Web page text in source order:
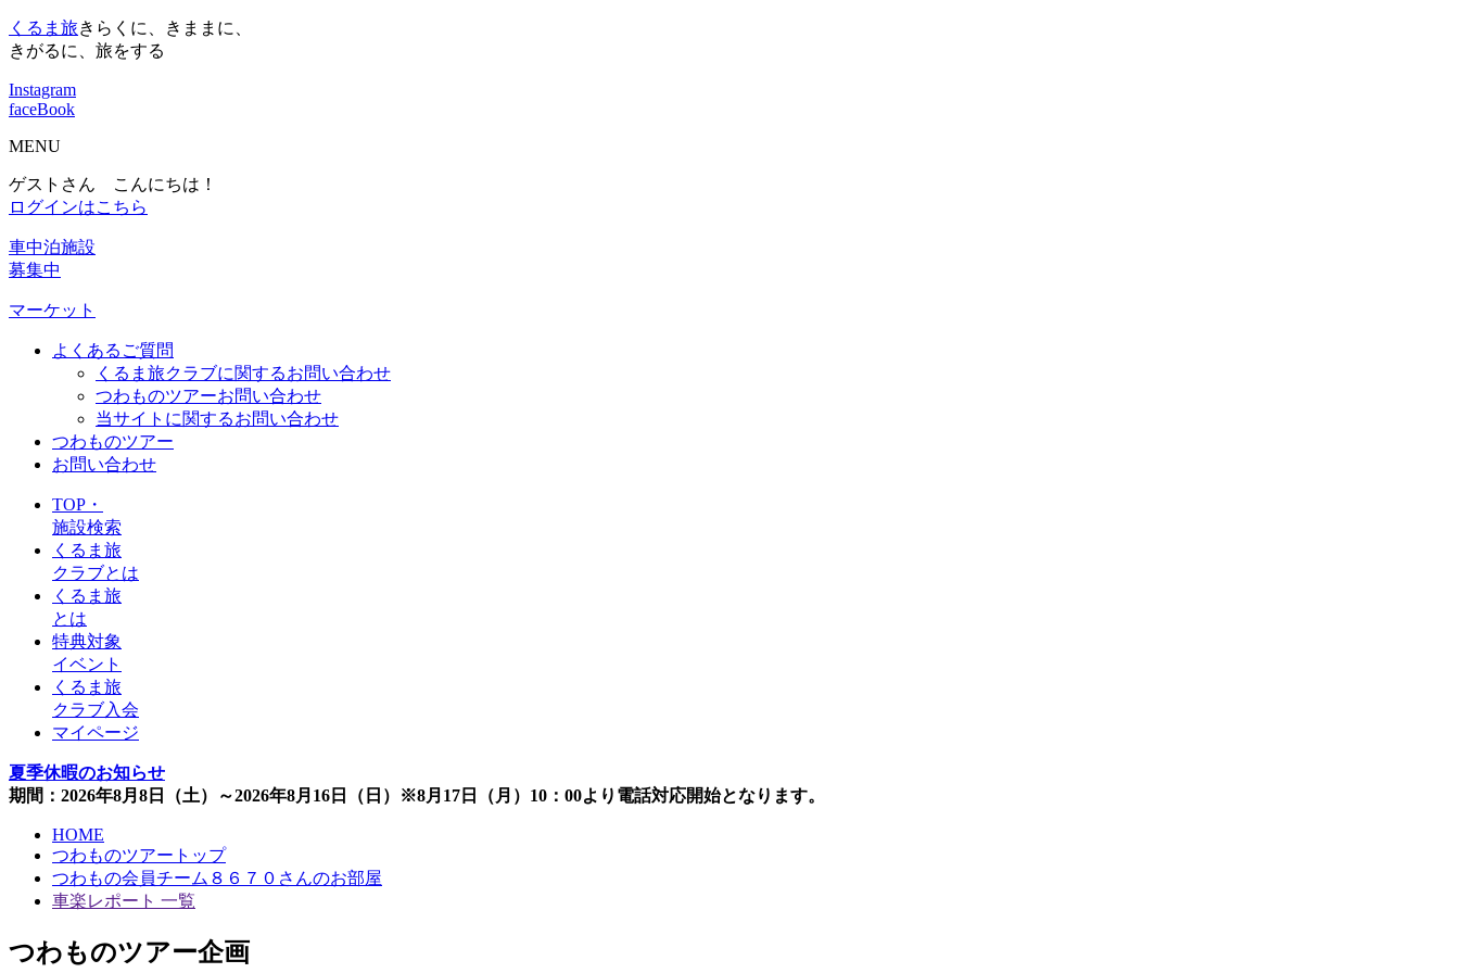
くるま旅きらくに、きままに、
きがるに、旅をする
Instagram
faceBook
MENU
ゲストさん こんにちは！
ログインはこちら
車中泊施設
募集中
マーケット
よくあるご質問
くるま旅クラブに関するお問い合わせ
つわものツアーお問い合わせ
当サイトに関するお問い合わせ
つわものツアー
お問い合わせ
TOP・
施設検索
くるま旅
クラブとは
くるま旅
とは
特典対象
イベント
くるま旅
クラブ入会
マイページ
夏季休暇のお知らせ
期間：2026年8月8日（土）～2026年8月16日（日）※8月17日（月）10：00より電話対応開始となります。
HOME
つわものツアートップ
つわもの会員チーム８６７０さんのお部屋
車楽レポート 一覧
つわものツアー企画